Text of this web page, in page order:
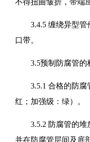
不得扭曲皱折，带端
3.4.5 缠绕异型管
口带。
3.5预制防腐管的
3.5.1 合格的防腐
红；加强级：绿）。
3.5.2 防腐管的堆
并在防腐管层间及底